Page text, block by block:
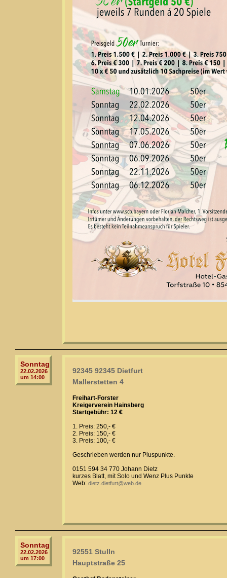
Sonntag
22.02.2026
um 14:00
92345 92345 Dietfurt
Mallerstetten 4
Freihart-Forster
Kreigerverein Hainsberg
Startgebühr: 12 €
1. Preis: 250,- €
2. Preis: 150,- €
3. Preis: 100,- €
Geschrieben werden nur Pluspunkte.
0151 594 34 770 Johann Dietz
kurzes Blatt, mit Solo und Wenz Plus Punkte
Web: dietz.dietfurt@web.de
Sonntag
22.02.2026
um 17:00
92551 Stulln
Hauptstraße 25